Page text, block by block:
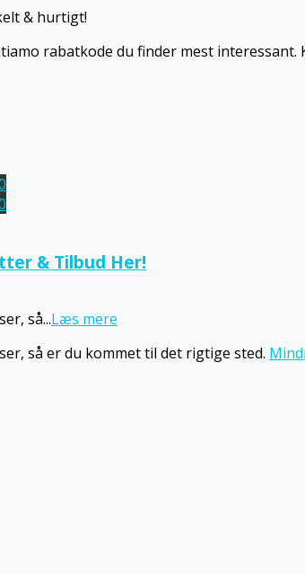
& hurtigt!
rabatkode du finder mest
& Tilbud Her!
så...Læs mere
så er du kommet til det rigtige sted.